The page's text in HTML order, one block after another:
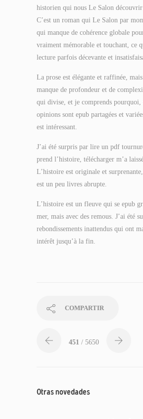
historien qui nous Le Salon découvrir
C’est un roman qui Le Salon par
qui manque de cohérence globale
vraiment mémorable et touchant, ce
lecture parfois décevante et
La prose est élégante et raffinée,
manque de profondeur et de
qui divise, et je comprends pourquoi,
opinions sont epub partagées et
est intéressant.
J’ai été surpris par lire un pdf
prend l’histoire, télécharger m’a
L’histoire est originale et
est un peu livres abrupte.
L’histoire est un fleuve qui se epub
mer, mais avec des remous. J’ai été
rebondissements inattendus qui ont
intérêt jusqu’à la fin.
COMPARTIR
451 / 5650
Otras novedades